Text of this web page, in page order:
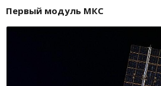
Первый модуль МКС